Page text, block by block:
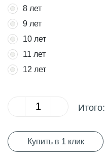
8 лет
9 лет
10 лет
11 лет
12 лет
Итого:
Купить в 1 клик